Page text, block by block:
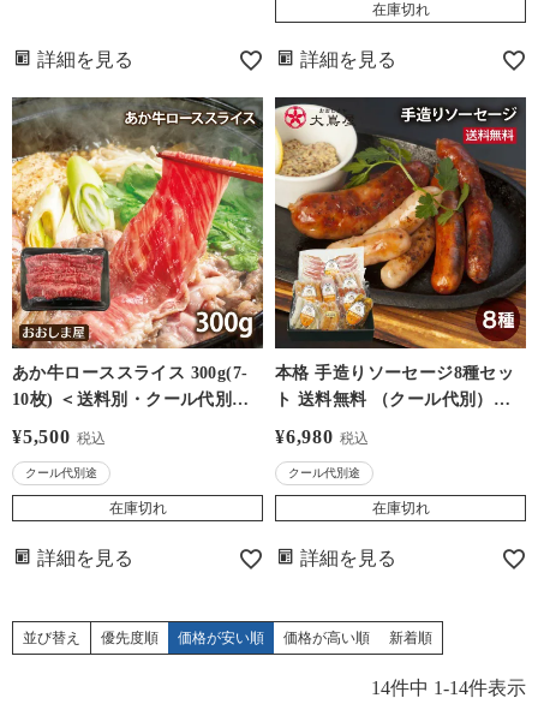
詳細を見る
在庫切れ
詳細を見る
あか牛ローススライス 300g(7-
10枚) ＜送料別・クール代別＞
【2パックご購入で1,000円引
しまや)
¥5,500 税込
クール代別途
在庫切れ
詳細を見る
本格 手造りソーセージ8種セッ
ト 送料無料 （クール代別）熊
本ソーセージ工房 GRIMM グリ
クフルト 熊本 大嶌屋（おおし
¥6,980 税込
クール代別途
在庫切れ
詳細を見る
並び替え 優先度順 価格が安い順 価格が高い順 新着順
14件中 1-14件表示